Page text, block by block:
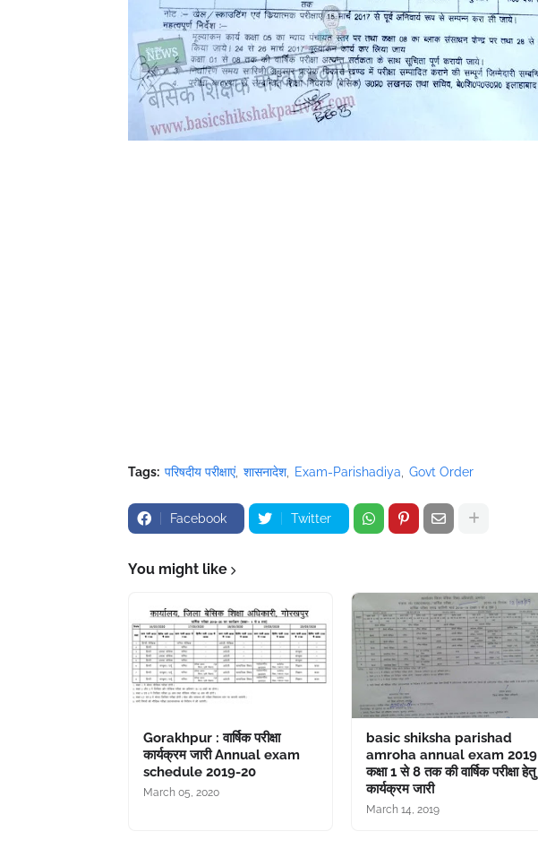
Tags: परिषदीय परीक्षाएं शासनादेश Exam-Parishadiya Govt Order
Facebook Twitter
You might like
Gorakhpur : वार्षिक परीक्षा
कार्यक्रम जारी Annual exam
schedule 2019-20
March 05, 2020
basic shiksha parishad
amroha annual exam 2019
कक्षा 1 से 8 तक की वार्षिक परीक्षा हेतु
कार्यक्रम जारी
March 14, 2019